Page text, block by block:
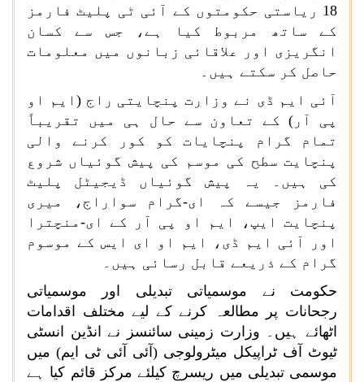
18 ریاستی حکومتوں کے آئی ٹی پلیٹ فارمز
کے ساتھ مربوط کیا ہے، جس سے کسان
انگریزی اور علاقائی زبانوں میں معلومات
حاصل کر سکتے ہیں۔
آئی ایم ڈی نے وزارت پنچایتی راج (ایم او
پی آر) کے تعاون سے حال ہی میں تقریباً
تمام گرام پنچایات کو کور کرنے والی
پنچایت سطح کی موسم کی پیش گوئیاں شروع
کی ہیں۔ یہ پیش گوئیاں ڈیجیٹل پلیٹ
فارمز جیسے کہ ای-گرام سواراج، میری
پنچایت ایپ، ایم او پی آر کے ای-منچترا
اور آئی ایم ڈی، ایم او ای ایس کے موسوم
گرام کے ذریعے قابل رسائی ہیں۔
حکومت نے موسمیاتی تبدیلی اور موسمیاتی
رجحانات پر مطالعہ کرنے کے لیے مختلف اقدامات
اٹھائے ہیں۔ وزارت زمینی سائنسز نے انڈین انسٹی
ٹیوٹ آف ٹراپیکل میٹرولوجی (آئی آئی ٹی ایم) میں
موسمی تبدیلی میں ریسرچ کیلئے مرکز قائم کیا ہے